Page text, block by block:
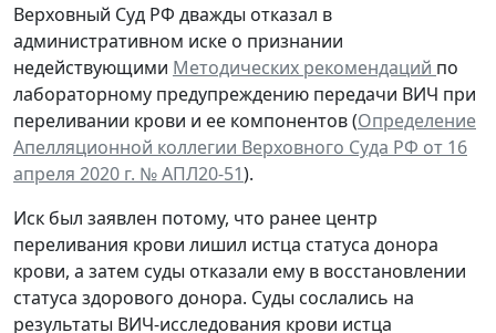
Верховный Суд РФ дважды отказал в
административном иске о признании
недействующими Методических рекомендаций по
лабораторному предупреждению передачи ВИЧ при
переливании крови и ее компонентов (Определение
Апелляционной коллегии Верховного Суда РФ от 16
апреля 2020 г. № АПЛ20-51).
Иск был заявлен потому, что ранее центр
переливания крови лишил истца статуса донора
крови, а затем суды отказали ему в восстановлении
статуса здорового донора. Суды сослались на
результаты ВИЧ-исследования крови истца